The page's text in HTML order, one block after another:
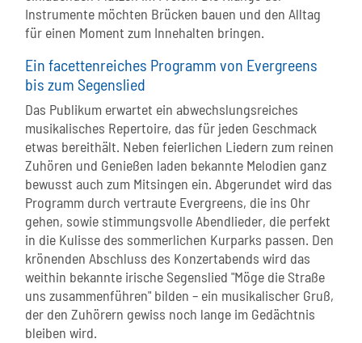
Instrumente möchten Brücken bauen und den Alltag
für einen Moment zum Innehalten bringen.
Ein facettenreiches Programm von Evergreens
bis zum Segenslied
Das Publikum erwartet ein abwechslungsreiches
musikalisches Repertoire, das für jeden Geschmack
etwas bereithält. Neben feierlichen Liedern zum reinen
Zuhören und Genießen laden bekannte Melodien ganz
bewusst auch zum Mitsingen ein. Abgerundet wird das
Programm durch vertraute Evergreens, die ins Ohr
gehen, sowie stimmungsvolle Abendlieder, die perfekt
in die Kulisse des sommerlichen Kurparks passen. Den
krönenden Abschluss des Konzertabends wird das
weithin bekannte irische Segenslied "Möge die Straße
uns zusammenführen" bilden – ein musikalischer Gruß,
der den Zuhörern gewiss noch lange im Gedächtnis
bleiben wird.